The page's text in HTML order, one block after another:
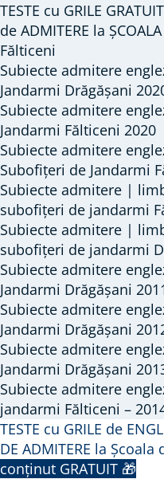
TESTE cu GRILE
de ADMITERE la
Fălticeni
Subiecte admitere
Jandarmi Drăgășani
Subiecte admitere
Jandarmi Fălticeni 2020
Subiecte admitere
Subofițeri de Jandarmi
Subiecte admitere |
subofițeri de jandarmi
Subiecte admitere |
subofițeri de jandarmi
Subiecte admitere
Jandarmi Drăgășani
Subiecte admitere
Jandarmi Drăgășani
Subiecte admitere
Jandarmi Drăgășani
Subiecte admitere
jandarmi Fălticeni –
TESTE cu GRILE de
DE ADMITERE la
conținut GRATUIT 🎁